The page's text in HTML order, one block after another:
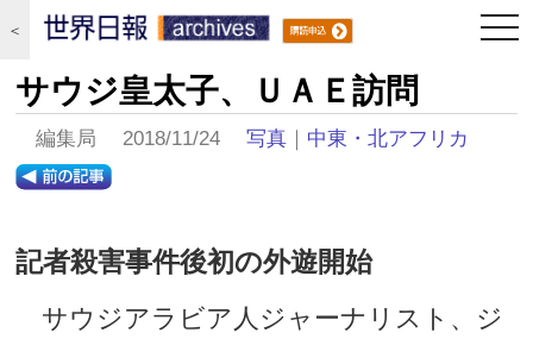
＜
サウジ皇太子、ＵＡＥ訪問
編集局 2018/11/24写真 ｜ 中東・北アフリカ
記者殺害事件後初の外遊開始
サウジアラビア人ジャーナリスト、ジ